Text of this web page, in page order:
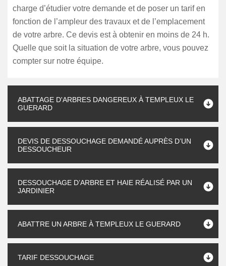
charge d’étudier votre demande et de poser un tarif en
fonction de l’ampleur des travaux et de l’emplacement
de votre arbre. Ce devis est à obtenir en moins de 24 h.
Quelle que soit la situation de votre arbre, vous pouvez
compter sur notre équipe.
ABATTAGE D'ARBRES DANGEREUX À TEMPLEUX LE
GUERARD
DEVIS DE DESSOUCHAGE DEMANDÉ AUPRÈS D’UN
DESSOUCHEUR
DESSOUCHAGE D’ARBRE ET HAIE RÉALISÉ PAR UN
JARDINIER
ABATTRE UN ARBRE À TEMPLEUX LE GUERARD
TARIF DESSOUCHAGE